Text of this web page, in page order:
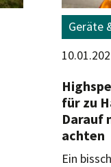
Geräte
für zu
Darauf
achten
Ein